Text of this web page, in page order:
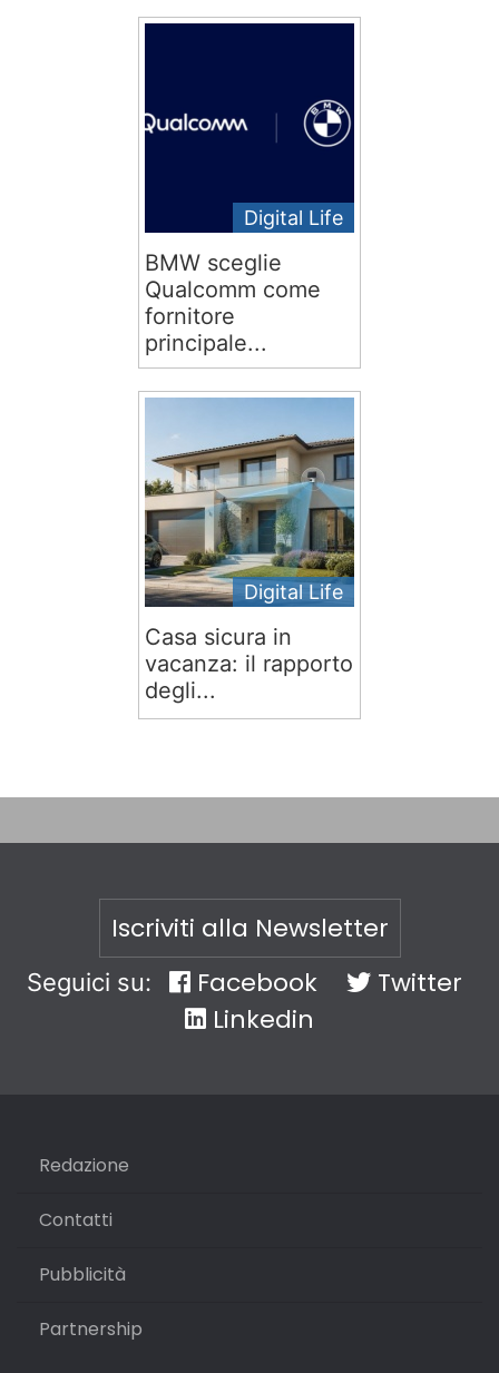
Digital Life
BMW sceglie
Qualcomm come
fornitore
principale...
Digital Life
Casa sicura in
vacanza: il rapporto
degli...
Iscriviti alla Newsletter
Seguici su: Facebook
Twitter
Linkedin
Redazione
Contatti
Pubblicità
Partnership